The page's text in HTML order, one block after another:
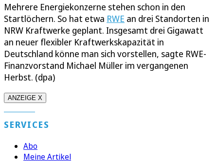
Mehrere Energiekonzerne stehen schon in den
Startlöchern. So hat etwa RWE an drei Standorten in
NRW Kraftwerke geplant. Insgesamt drei Gigawatt
an neuer flexibler Kraftwerkskapazität in
Deutschland könne man sich vorstellen, sagte RWE-
Finanzvorstand Michael Müller im vergangenen
Herbst. (dpa)
ANZEIGE X
SERVICES
Abo
Meine Artikel